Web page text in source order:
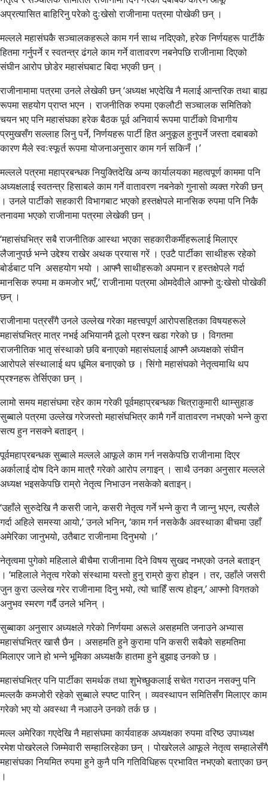
अप्रत्यासित बाहिरिनु परेको दुःखेसो राजीनामा पत्रमा पोखेकी छन् ।
मल्लले महासंघकै सञ्चालकहरूले काम गर्न साथ नदिएको, हरेक निर्णयहरू पार्टीकै
हितमा गर्नुपर्ने र स्वतन्त्र ढंगले काम गर्ने वातावरण नबनेपछि राजीनामा दिएको
संघीन आरोप छोडेर महासंघबाट बिदा भएकी छन् ।
राजीनामामा पत्रमा उनले लेखेकी छन् ‘अध्यक्ष भएदेखि नै मलाई आन्तरिक तथा बाह्य
रूपमा सहयोग प्राप्त भएन । राजनीतिक रुपमा एकलौटी सञ्चालक समितिको
चयन भए पनि महासंघका हरेक बैठक पूर्व अनिवार्य रूपमा पार्टीको विभागीय
प्रमुखसँग सल्लाह लिनु पर्ने, निर्णयहरू पार्टी हित अनुकूल हुनुपर्ने जस्ता दबाबको
कारण मैले स्वःस्फूर्त रूपमा योजनाअनुसार काम गर्न सकिनँ ।’
मल्लले पत्रमा महाप्रबन्धक नियुक्तिदेखि अन्य कार्यालयका महत्वपूर्ण काममा पनि
अध्यक्षलाई स्वतन्त्र हिसाबले काम गर्ने वातावरण नबनेको गुनासो व्यक्त गरेकी छन्
। उनले पार्टीको सहकारी विभागबाट भएको हस्तक्षेपले मानसिक रुपमा पनि निकै
तनावमा भएको राजीनामा पत्रमा लेखेकी छन् ।
‘महासंघभित्र सबै राजनीतिक आस्था भएका सहकारीकर्मीहरूलाई मिलाएर
लैजानुपर्छ भन्ने उद्देश्य राखेर अथक प्रयास गरें । एउटै पार्टीका साथीहरू रहेको
बोर्डबाट पनि असहयोग भयो । आफ्नै साथीहरूको अपमान र हस्तक्षेपले गर्दा
मानसिक रुपमा म कमजोर भएँ,’ राजीनामा पत्रमा ओमदेवीले आफ्नो दुःखेसो पोखेकी
छन् ।
राजीनामा पत्रसँगै उनले उल्लेख गरेका महत्त्वपूर्ण आरोपसहितका विषयहरूले
महासंघभित्र मात्र नभई अभियानमै ठूलो प्रश्न खडा गरेको छ । विगतमा
राजनीतिक भातृ संस्थाको छवि बनाएको महासंघलाई आफ्नै अध्यक्षको संघीन
आरोपले संस्थालाई थप धूमिल बनाएको छ । सिंगो महासंघको नेतृत्वमाथि थप
प्रश्नहरू तेर्सिएका छन् ।
लामो समय महासंघमा रहेर काम गरेकी पूर्वमहाप्रबन्धक चित्राकुमारी थाम्सुहाङ
सुब्बाले पत्रमा उल्लेख गरेजस्तो महासंघभित्र कामै गर्ने वातावरण नभएको भन्ने कुरा
सत्य हुन नसक्ने बताइन् ।
पूर्वमहाप्रबन्धक सुब्बाले मल्लले आफूले काम गर्न नसकेपछि राजीनामा दिएर
अर्कालाई दोष दिने काम मात्रै गरेको आरोप लगाइन् । साथै उनका अनुसार मल्लले
अध्यक्ष भइसकेपछि राम्रो नेतृत्व निभाउन नसकेको बताइन्।
‘उहाँले सुरुदेखि नै कसरी जाने, कसरी नेतृत्व गर्ने भन्ने कुरा नै जान्नु भएन, त्यसैले
गर्दा अहिले समस्या आयो,’ उनले भनिन्, ‘काम गर्न नसकेकै अवस्थाका बीचमा उहाँ
अमेरिका जानुभयो, उतैबाट राजीनामा दिनुभयो ।’
नेतृत्वमा पुगेको महिलाले बीचैमा राजीनामा दिने विषय सुखद नभएको उनले बताइन्
। ‘महिलाले नेतृत्व गरेको संस्थामा यस्तो हुनु राम्रो कुरा होइन । तर, उहाँले जसरी
जुन कुरा उल्लेख गरेर राजीनामा दिनु भयो, त्यो चाहिँ सत्य होइन,’ आफ्नो विगतको
अनुभव स्मरण गर्दै उनले भनिन् ।
सुब्बाका अनुसार अध्यक्षले गरेको निर्णयमा अरूले असहमति जनाउने अभ्यास
महासंघभित्र खासै छैन । असहमति हुने कुरामा पनि कसरी सबैको सहमतिमा
मिलाएर जाने हो भन्ने भूमिका अध्यक्षकै हातमा हुने बुझाइ उनको छ ।
महासंघभित्र पनि पार्टीका समर्थक तथा शुभेच्छुकलाई सचेत गराउन नसक्नु पनि
मल्लकै कमजोरी रहेको सुब्बाले स्पष्ट पारिन् । व्यवस्थापन समितिसँग मिलाएर काम
गरेको भए यो अवस्था नै नआउने उनको तर्क छ ।
मल्ल अमेरिका गएदेखि नै महासंघमा कार्यवाहक अध्यक्षका रुपमा वरिष्ठ उपाध्यक्ष
रमेश पोखरेलले जिम्मेवारी सम्हालिरहेका छन् । पोखरेलले आफूले नेतृत्व सम्हालेसँगै
महासंघका नियमित रुपमा हुने कुनै पनि गतिविधिहरू प्रभावित नभएको बताएका छन्
।